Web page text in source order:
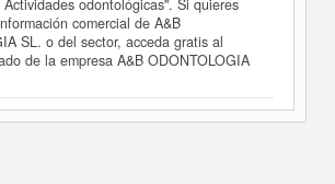
odontológicas". Si quieres
comercial de A&B
SL. o del sector, acceda gratis al
de la empresa A&B ODONTOLOGIA